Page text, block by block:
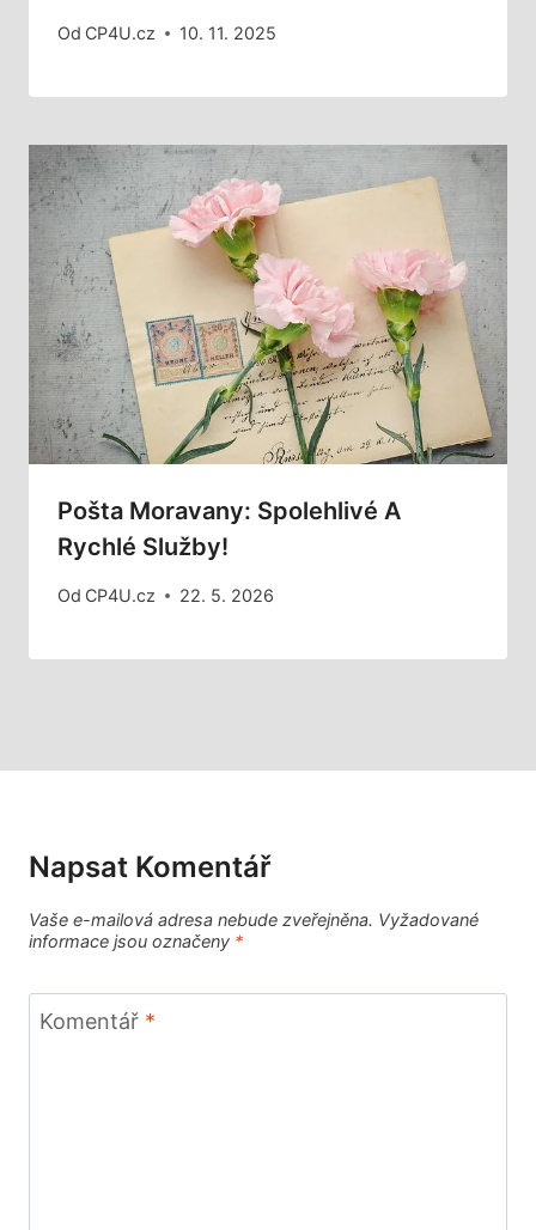
Od CP4U.cz 10. 11. 2025
Pošta Moravany: Spolehlivé A
Rychlé Služby!
Od CP4U.cz 22. 5. 2026
Napsat Komentář
Vaše e-mailová adresa nebude zveřejněna. Vyžadované
informace jsou označeny *
Komentář *